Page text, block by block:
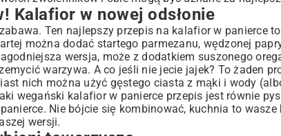
Kalafior w nowej odsłonie
Ten najlepszy przepis na kalafior w panierce
można dodać startego parmezanu, wędzonej
wersja, może z dodatkiem suszonego
warzywa. A co jeśli nie jecie jajek? To żaden
nich można użyć gęstego ciasta z mąki i wody
wegański kalafior w panierce przepis jest równie
Nie bójcie się kombinować, kuchnia to
wersji.